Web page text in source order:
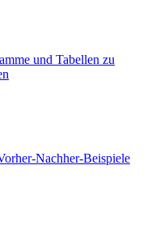
und Tabellen zu
Nachher-Beispiele